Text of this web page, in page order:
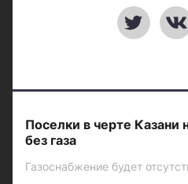
Поселки в черте Казани
без газа
Газоснабжение будет